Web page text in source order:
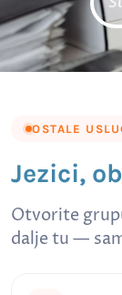
OSTALE
Jezici,
Otvorite
dalje tu —